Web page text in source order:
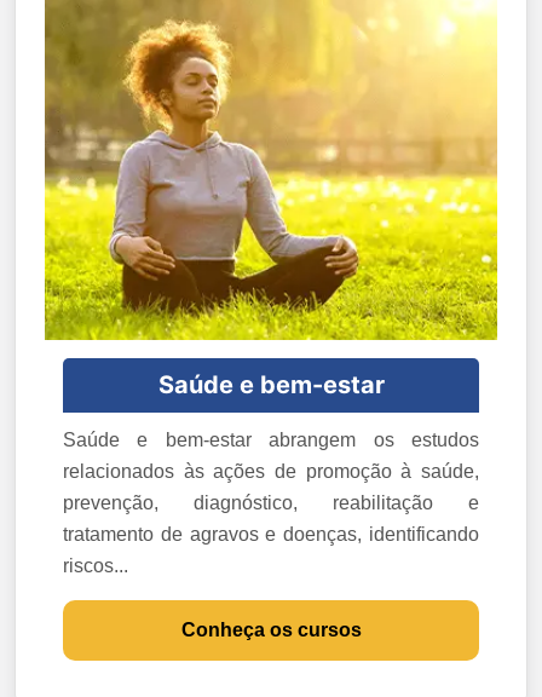
Saúde e bem-estar
Saúde e bem-estar abrangem os estudos
relacionados às ações de promoção à saúde,
prevenção, diagnóstico, reabilitação e
tratamento de agravos e doenças, identificando
riscos...
Conheça os cursos